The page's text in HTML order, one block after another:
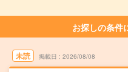
お探しの条件
未読 掲載日 2026/08/08